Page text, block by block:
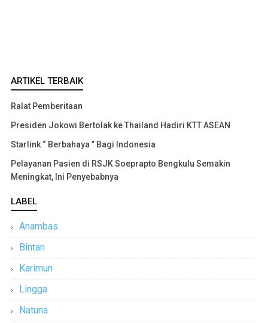
ARTIKEL TERBAIK
Ralat Pemberitaan
Presiden Jokowi Bertolak ke Thailand Hadiri KTT ASEAN
Starlink “ Berbahaya ” Bagi Indonesia
Pelayanan Pasien di RSJK Soeprapto Bengkulu Semakin
Meningkat, Ini Penyebabnya
LABEL
Anambas
Bintan
Karimun
Lingga
Natuna